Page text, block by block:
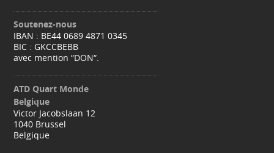
Soutenez-nous
IBAN : BE44 0689 4871 0345
BIC : GKCCBEBB
avec mention “DON“.
ATD Quart Monde
Belgique
Victor Jacobslaan 12
1040 Brussel
Belgique